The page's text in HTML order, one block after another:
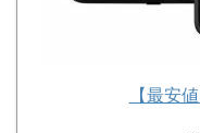
【最安